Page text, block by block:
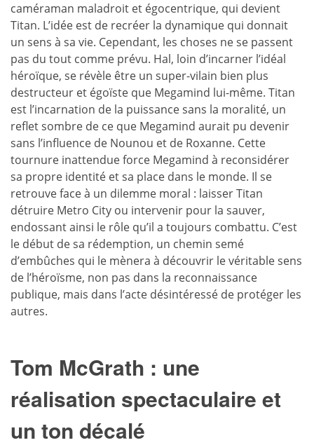
caméraman maladroit et égocentrique, qui devient
Titan. L’idée est de recréer la dynamique qui donnait
un sens à sa vie. Cependant, les choses ne se passent
pas du tout comme prévu. Hal, loin d’incarner l’idéal
héroïque, se révèle être un super-vilain bien plus
destructeur et égoïste que Megamind lui-même. Titan
est l’incarnation de la puissance sans la moralité, un
reflet sombre de ce que Megamind aurait pu devenir
sans l’influence de Nounou et de Roxanne. Cette
tournure inattendue force Megamind à reconsidérer
sa propre identité et sa place dans le monde. Il se
retrouve face à un dilemme moral : laisser Titan
détruire Metro City ou intervenir pour la sauver,
endossant ainsi le rôle qu’il a toujours combattu. C’est
le début de sa rédemption, un chemin semé
d’embûches qui le mènera à découvrir le véritable sens
de l’héroïsme, non pas dans la reconnaissance
publique, mais dans l’acte désintéressé de protéger les
autres.
Tom McGrath : une
réalisation spectaculaire et
un ton décalé